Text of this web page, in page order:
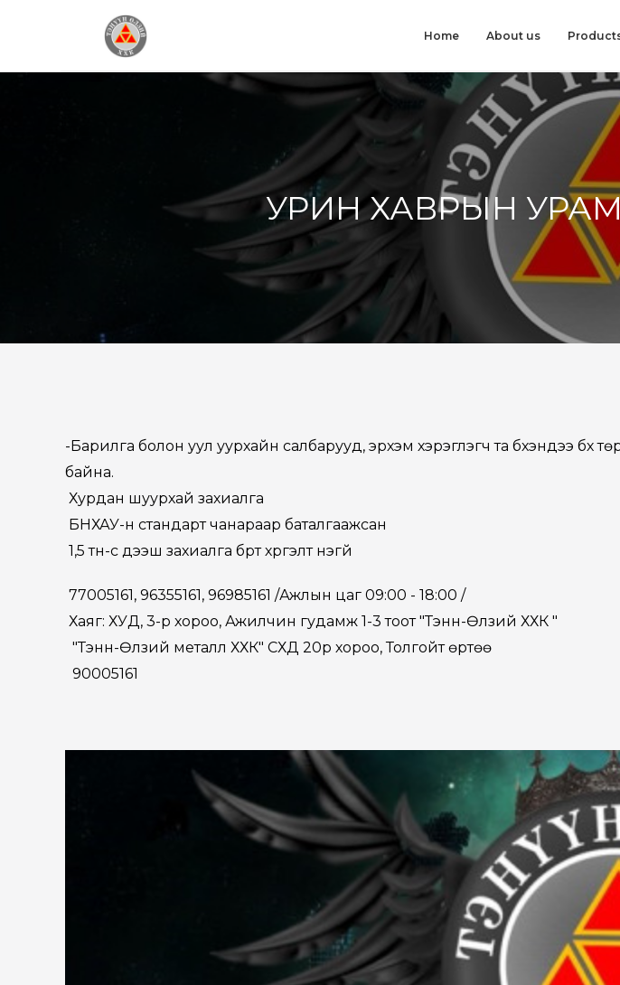
Home About us
УРИН ХАВРЫН
-Барилга болон уул уурхайн салбарууд, эрхэм хэрэглэгч та бүхэндээ
байна.
Хурдан шуурхай захиалга
БНХАУ-н стандарт чанараар баталгаажсан
1,5 тн-с дээш захиалга бүрт хүргэлт үнэгүй
77005161, 96355161, 96985161 /Ажлын цаг 09:00 - 18:00 /
Хаяг: ХУД, 3-р хороо, Ажилчин гудамж 1-3 тоот "Тэнүүн-Өлзий ХХК "
"Тэнүүн-Өлзий металл ХХК" СХД 20р хороо, Толгойт өртөө
90005161